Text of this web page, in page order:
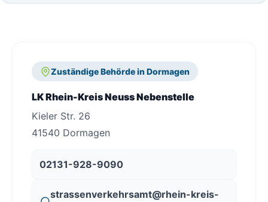
Zuständige Behörde in Dormagen
LK Rhein-Kreis Neuss Nebenstelle
Kieler Str. 26
41540 Dormagen
02131-928-9090
strassenverkehrsamt@rhein-kreis-